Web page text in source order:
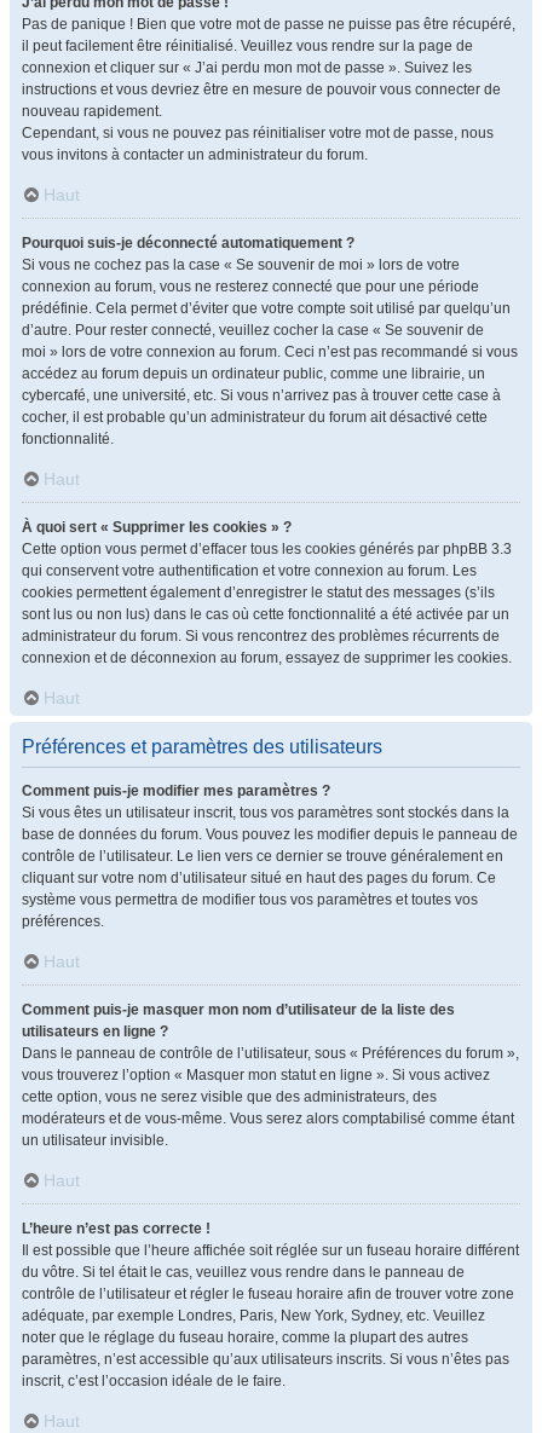
Pas de panique ! Bien que votre mot de passe ne puisse pas être récupéré,
il peut facilement être réinitialisé. Veuillez vous rendre sur la page de
connexion et cliquer sur « J’ai perdu mon mot de passe ». Suivez les
instructions et vous devriez être en mesure de pouvoir vous connecter de
nouveau rapidement.
Cependant, si vous ne pouvez pas réinitialiser votre mot de passe, nous
vous invitons à contacter un administrateur du forum.
Haut
Pourquoi suis-je déconnecté automatiquement ?
Si vous ne cochez pas la case « Se souvenir de moi » lors de votre
connexion au forum, vous ne resterez connecté que pour une période
prédéfinie. Cela permet d’éviter que votre compte soit utilisé par quelqu’un
d’autre. Pour rester connecté, veuillez cocher la case « Se souvenir de
moi » lors de votre connexion au forum. Ceci n’est pas recommandé si vous
accédez au forum depuis un ordinateur public, comme une librairie, un
cybercafé, une université, etc. Si vous n’arrivez pas à trouver cette case à
cocher, il est probable qu’un administrateur du forum ait désactivé cette
fonctionnalité.
Haut
À quoi sert « Supprimer les cookies » ?
Cette option vous permet d’effacer tous les cookies générés par phpBB 3.3
qui conservent votre authentification et votre connexion au forum. Les
cookies permettent également d’enregistrer le statut des messages (s’ils
sont lus ou non lus) dans le cas où cette fonctionnalité a été activée par un
administrateur du forum. Si vous rencontrez des problèmes récurrents de
connexion et de déconnexion au forum, essayez de supprimer les cookies.
Haut
Préférences et paramètres des utilisateurs
Comment puis-je modifier mes paramètres ?
Si vous êtes un utilisateur inscrit, tous vos paramètres sont stockés dans la
base de données du forum. Vous pouvez les modifier depuis le panneau de
contrôle de l’utilisateur. Le lien vers ce dernier se trouve généralement en
cliquant sur votre nom d’utilisateur situé en haut des pages du forum. Ce
système vous permettra de modifier tous vos paramètres et toutes vos
préférences.
Haut
Comment puis-je masquer mon nom d’utilisateur de la liste des
utilisateurs en ligne ?
Dans le panneau de contrôle de l’utilisateur, sous « Préférences du forum »,
vous trouverez l’option « Masquer mon statut en ligne ». Si vous activez
cette option, vous ne serez visible que des administrateurs, des
modérateurs et de vous-même. Vous serez alors comptabilisé comme étant
un utilisateur invisible.
Haut
L’heure n’est pas correcte !
Il est possible que l’heure affichée soit réglée sur un fuseau horaire différent
du vôtre. Si tel était le cas, veuillez vous rendre dans le panneau de
contrôle de l’utilisateur et régler le fuseau horaire afin de trouver votre zone
adéquate, par exemple Londres, Paris, New York, Sydney, etc. Veuillez
noter que le réglage du fuseau horaire, comme la plupart des autres
paramètres, n’est accessible qu’aux utilisateurs inscrits. Si vous n’êtes pas
inscrit, c’est l’occasion idéale de le faire.
Haut